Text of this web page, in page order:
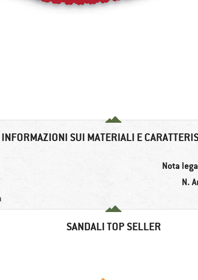
INFORMAZIONI SUI MATERIALI E
Nota
N.
SANDALI TOP SELLER